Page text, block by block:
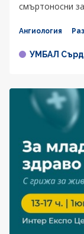
смъртоносни
Ангиология
УМБАЛ